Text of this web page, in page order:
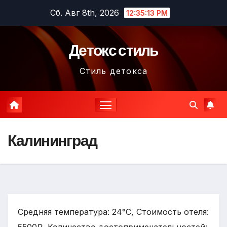
содержимому
Сб. Авг 8th, 2026 12:35:14 PM
Детокс стиль
Стиль детокса
Калининград
Средняя температура: 24°C, Стоимость отеля: